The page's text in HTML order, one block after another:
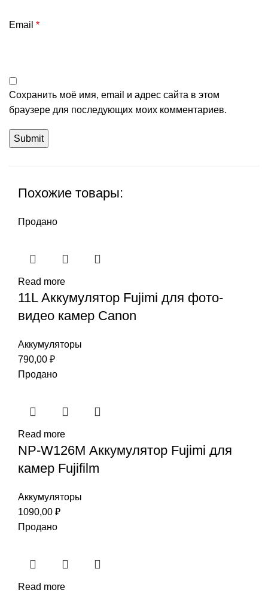
Email *
Сохранить моё имя, email и адрес сайта в этом
браузере для последующих моих комментариев.
Похожие товары:
Продано
Read more
11L Аккумулятор Fujimi для фото-
видео камер Canon
Аккумуляторы
790,00 ₽
Продано
Read more
NP-W126M Аккумулятор Fujimi для
камер Fujifilm
Аккумуляторы
1090,00 ₽
Продано
Read more